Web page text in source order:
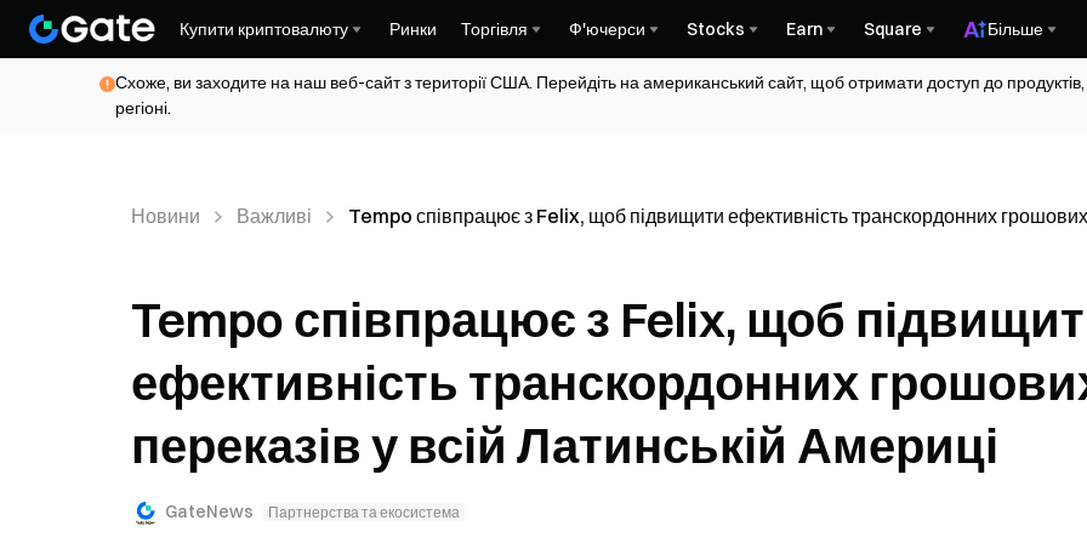
Купити криптовалюту Ринки Торгівля Ф'ючерси Stocks Earn Square Більше
Схоже, ви заходите на наш веб-сайт з території США. Перейдіть на американський сайт, щоб отримати доступ до
регіоні.
Новини Важливі Tempo співпрацює з Felix, щоб підвищити ефективність транскордонних грошових
Tempo співпрацює з Felix, щоб
ефективність транскордонних
переказів у всій Латинській Америці
GateNews Партнерства та екосистема